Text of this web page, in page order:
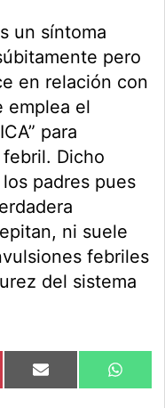
un síntoma
pero
en relación con
emplea el
para
Dicho
padres pues
ni suele
febriles
del sistema
Compartir
en
Email
en